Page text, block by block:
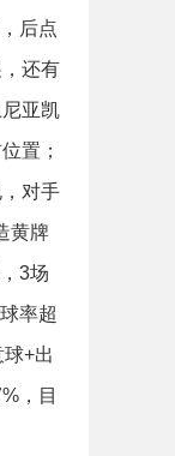
后点
还有
亚凯
置；
对手
黄牌
3场
率超
+出
，目